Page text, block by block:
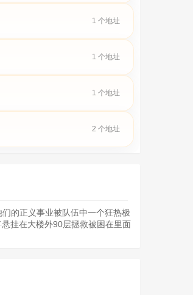
1 个地址
1 个地址
1 个地址
2 个地址
的正义事业被队伍中一个狂热极
挂在大楼外90层拯救被困在里面